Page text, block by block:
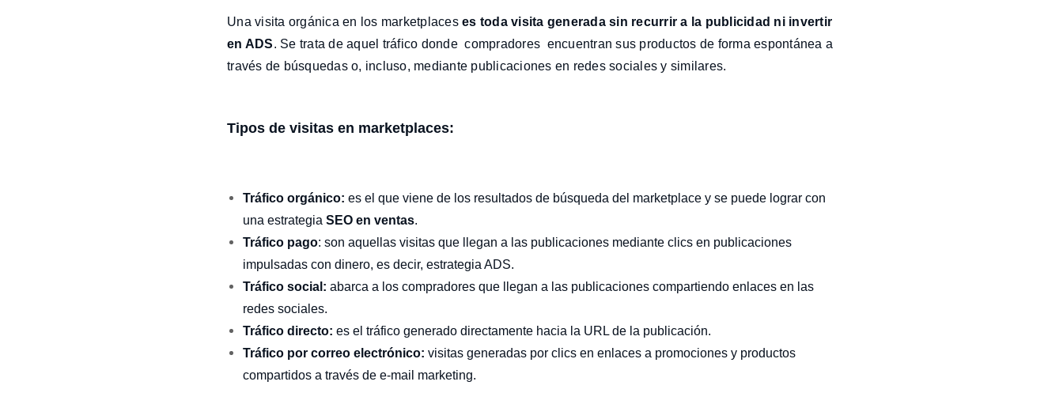
Una visita orgánica en los marketplaces es toda visita generada sin recurrir a la publicidad ni invertir
en ADS. Se trata de aquel tráfico donde compradores encuentran sus productos de forma espontánea a
través de búsquedas o, incluso, mediante publicaciones en redes sociales y similares.
Tipos de visitas en marketplaces:
Tráfico orgánico: es el que viene de los resultados de búsqueda del marketplace y se puede lograr con
una estrategia SEO en ventas.
Tráfico pago: son aquellas visitas que llegan a las publicaciones mediante clics en publicaciones
impulsadas con dinero, es decir, estrategia ADS.
Tráfico social: abarca a los compradores que llegan a las publicaciones compartiendo enlaces en las
redes sociales.
Tráfico directo: es el tráfico generado directamente hacia la URL de la publicación.
Tráfico por correo electrónico: visitas generadas por clics en enlaces a promociones y productos
compartidos a través de e-mail marketing.